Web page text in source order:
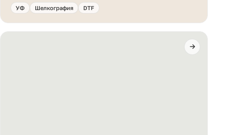
УФ Шелкография DTF